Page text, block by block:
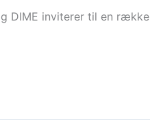
DIME inviterer til en række